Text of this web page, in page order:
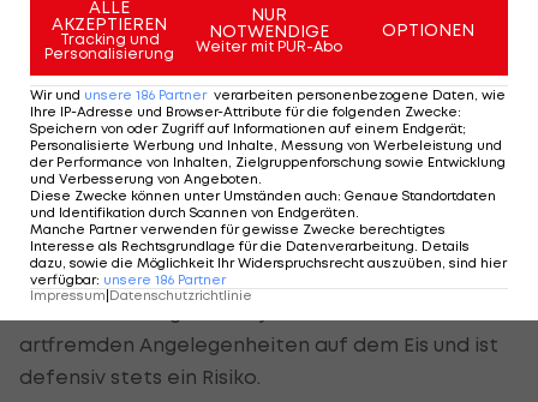
Rennen nehmen.
Bitte zugreifen:
Die Grazer sind sowohl defensiv als auch offensiv
gut, aber keineswegs überragend aufgestellt.
Finden sich in einer Sieben-Spiele-Serie wirklich
genügend Game Breaker?
artfremden Angelegenheiten auf dem Eis und ist
defensiv stets ein Risiko.
ALLE
AKZEPTIEREN
Tracking und
Personalisierung
NUR
NOTWENDIGE
Weiter mit PUR-Abo
OPTIONEN
Wir und unsere 186 Partner verarbeiten personenbezogene Daten, wie
Ihre IP-Adresse und Browser-Attribute für die folgenden Zwecke:
Speichern von oder Zugriff auf Informationen auf einem Endgerät;
Personalisierte Werbung und Inhalte, Messung von Werbeleistung und
der Performance von Inhalten, Zielgruppenforschung sowie Entwicklung
und Verbesserung von Angeboten.
Diese Zwecke können unter Umständen auch: Genaue Standortdaten
und Identifikation durch Scannen von Endgeräten.
Manche Partner verwenden für gewisse Zwecke berechtigtes
Interesse als Rechtsgrundlage für die Datenverarbeitung. Details
dazu, sowie die Möglichkeit Ihr Widerspruchsrecht auszuüben, sind hier
verfügbar: unsere 186 Partner
Impressum Datenschutzrichtlinie